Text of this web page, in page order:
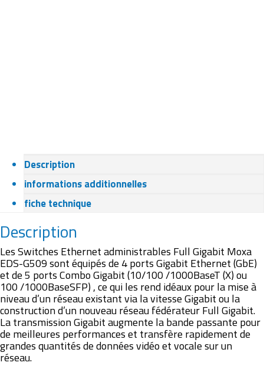
Description
informations additionnelles
fiche technique
Description
Les Switches Ethernet administrables Full Gigabit Moxa
EDS-G509 sont équipés de 4 ports Gigabit Ethernet (GbE)
et de 5 ports Combo Gigabit (10/100 /1000BaseT (X) ou
100 /1000BaseSFP) , ce qui les rend idéaux pour la mise à
niveau d’un réseau existant via la vitesse Gigabit ou la
construction d’un nouveau réseau fédérateur Full Gigabit.
La transmission Gigabit augmente la bande passante pour
de meilleures performances et transfère rapidement de
grandes quantités de données vidéo et vocale sur un
réseau.